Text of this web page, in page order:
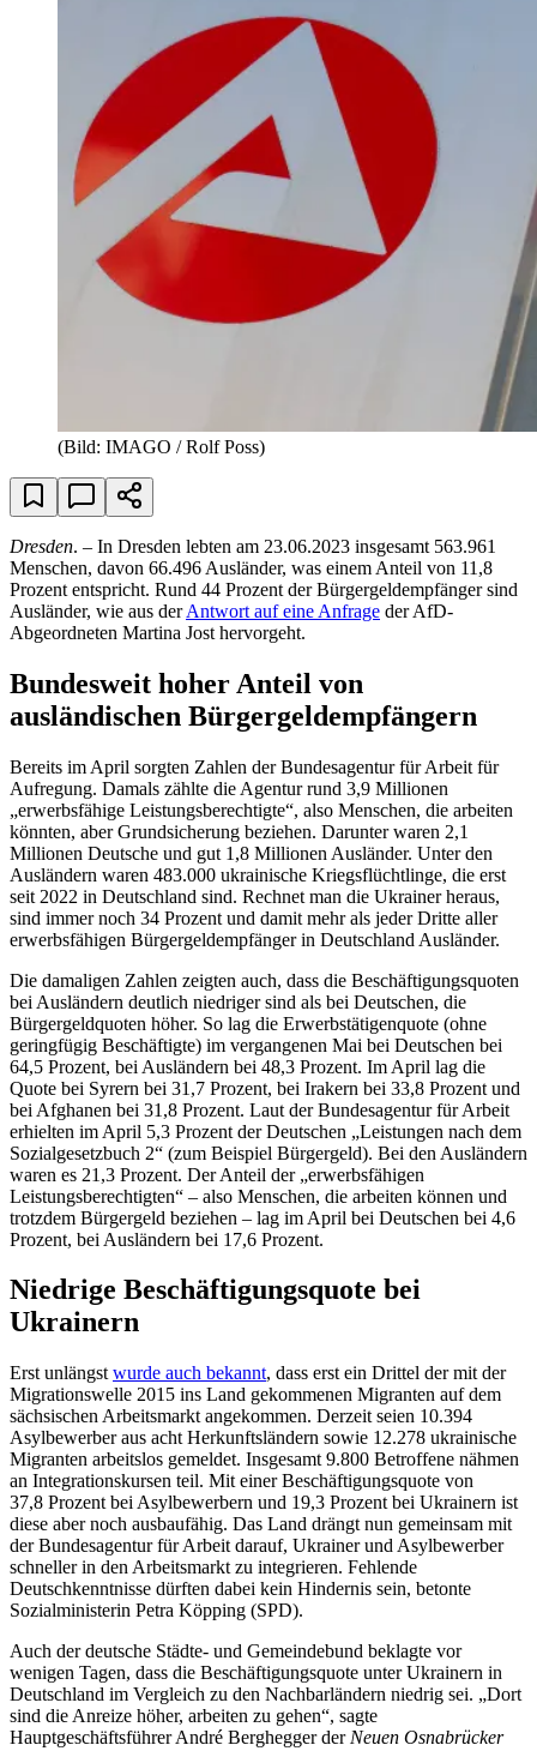
(Bild: IMAGO / Rolf Poss)
Dresden. – In Dresden lebten am 23.06.2023 insgesamt 563.961
Menschen, davon 66.496 Ausländer, was einem Anteil von 11,8
Prozent entspricht. Rund 44 Prozent der Bürgergeldempfänger sind
Ausländer, wie aus derAntwort auf eine Anfrage der AfD-
Abgeordneten Martina Jost hervorgeht.
Bundesweit hoher Anteil von
ausländischen Bürgergeldempfängern
Bereits im April sorgten Zahlen der Bundesagentur für Arbeit für
Aufregung. Damals zählte die Agentur rund 3,9 Millionen
„erwerbsfähige Leistungsberechtigte“, also Menschen, die arbeiten
könnten, aber Grundsicherung beziehen. Darunter waren 2,1
Millionen Deutsche und gut 1,8 Millionen Ausländer. Unter den
Ausländern waren 483.000 ukrainische Kriegsflüchtlinge, die erst
seit 2022 in Deutschland sind. Rechnet man die Ukrainer heraus,
sind immer noch 34 Prozent und damit mehr als jeder Dritte aller
erwerbsfähigen Bürgergeldempfänger in Deutschland Ausländer.
Die damaligen Zahlen zeigten auch, dass die Beschäftigungsquoten
bei Ausländern deutlich niedriger sind als bei Deutschen, die
Bürgergeldquoten höher. So lag die Erwerbstätigenquote (ohne
geringfügig Beschäftigte) im vergangenen Mai bei Deutschen bei
64,5 Prozent, bei Ausländern bei 48,3 Prozent. Im April lag die
Quote bei Syrern bei 31,7 Prozent, bei Irakern bei 33,8 Prozent und
bei Afghanen bei 31,8 Prozent. Laut der Bundesagentur für Arbeit
erhielten im April 5,3 Prozent der Deutschen „Leistungen nach dem
Sozialgesetzbuch 2“ (zum Beispiel Bürgergeld). Bei den Ausländern
waren es 21,3 Prozent. Der Anteil der „erwerbsfähigen
Leistungsberechtigten“ – also Menschen, die arbeiten können und
trotzdem Bürgergeld beziehen – lag im April bei Deutschen bei 4,6
Prozent, bei Ausländern bei 17,6 Prozent.
Niedrige Beschäftigungsquote bei
Ukrainern
Erst unlängst wurde auch bekannt, dass erst ein Drittel der mit der
Migrationswelle 2015 ins Land gekommenen Migranten auf dem
sächsischen Arbeitsmarkt angekommen. Derzeit seien 10.394
Asylbewerber aus acht Herkunftsländern sowie 12.278 ukrainische
Migranten arbeitslos gemeldet. Insgesamt 9.800 Betroffene nähmen
an Integrationskursen teil. Mit einer Beschäftigungsquote von
37,8 Prozent bei Asylbewerbern und 19,3 Prozent bei Ukrainern ist
diese aber noch ausbaufähig. Das Land drängt nun gemeinsam mit
der Bundesagentur für Arbeit darauf, Ukrainer und Asylbewerber
schneller in den Arbeitsmarkt zu integrieren. Fehlende
Deutschkenntnisse dürften dabei kein Hindernis sein, betonte
Sozialministerin Petra Köpping (SPD).
Auch der deutsche Städte- und Gemeindebund beklagte vor
wenigen Tagen, dass die Beschäftigungsquote unter Ukrainern in
Deutschland im Vergleich zu den Nachbarländern niedrig sei. „Dort
sind die Anreize höher, arbeiten zu gehen“, sagte
Hauptgeschäftsführer André Berghegger der Neuen Osnabrücker